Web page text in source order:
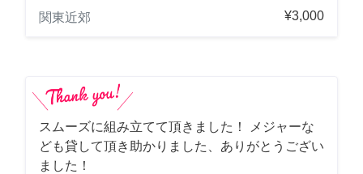
関東近郊
¥3,000
スムーズに組み立てて頂きました！ メジャーな
ども貸して頂き助かりました、ありがとうござい
ました！